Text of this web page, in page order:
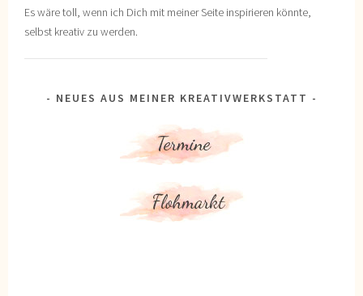
Es wäre toll, wenn ich Dich mit meiner Seite inspirieren könnte,
selbst kreativ zu werden.
NEUES AUS MEINER KREATIVWERKSTATT